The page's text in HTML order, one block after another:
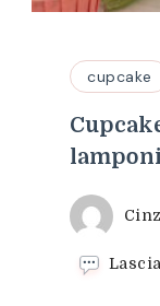
cupcake
lamponi